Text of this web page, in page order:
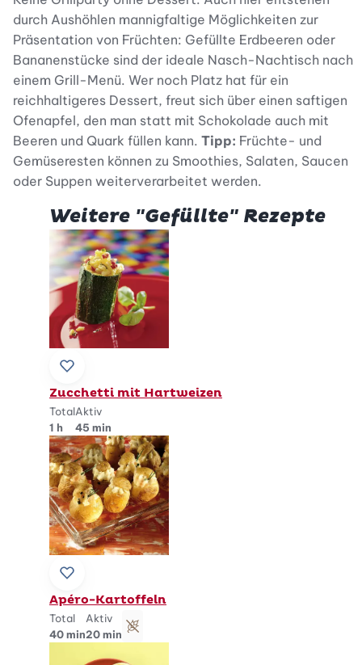
durch Aushöhlen mannigfaltige Möglichkeiten zur
Präsentation von Früchten: Gefüllte Erdbeeren oder
Bananenstücke sind der ideale Nasch-Nachtisch nach
einem Grill-Menü. Wer noch Platz hat für ein
reichhaltigeres Dessert, freut sich über einen saftigen
Ofenapfel, den man statt mit Schokolade auch mit
Beeren und Quark füllen kann. Tipp: Früchte- und
Gemüseresten können zu Smoothies, Salaten, Saucen
oder Suppen weiterverarbeitet werden.
Weitere "Gefüllte" Rezepte
Zu Lieblingsrezepten hinzufügen
Zucchetti mit Hartweizen
Total
1 h
Aktiv
45 min
Zu Lieblingsrezepten hinzufügen
Apéro-Kartoffeln
Total
40 min
Aktiv
20 min
glutenfrei